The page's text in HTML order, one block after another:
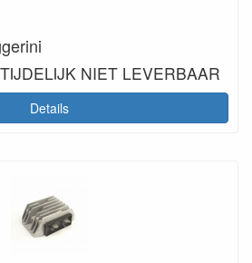
TIJDELIJK NIET LEVERBAAR
Details